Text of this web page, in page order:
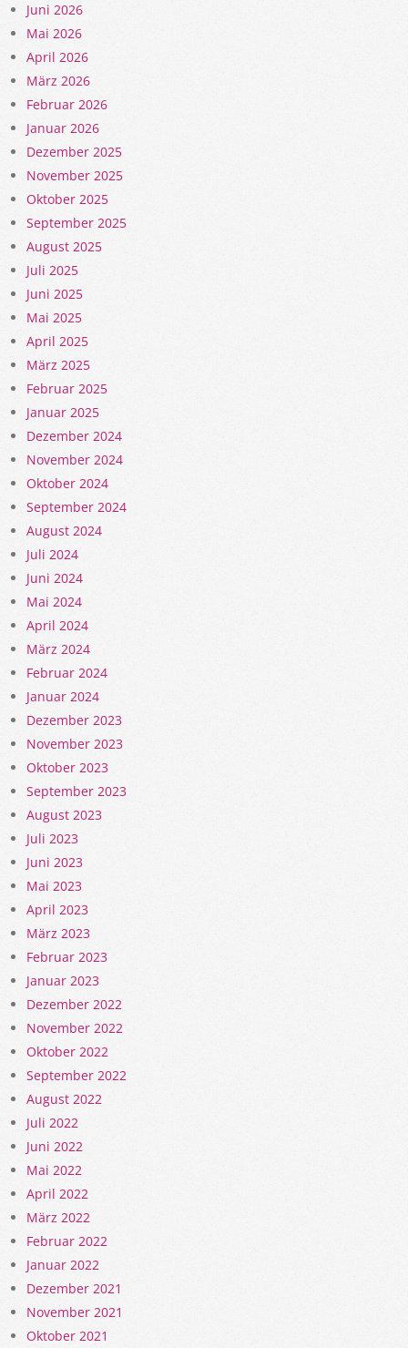
Juni 2026
Mai 2026
April 2026
März 2026
Februar 2026
Januar 2026
Dezember 2025
November 2025
Oktober 2025
September 2025
August 2025
Juli 2025
Juni 2025
Mai 2025
April 2025
März 2025
Februar 2025
Januar 2025
Dezember 2024
November 2024
Oktober 2024
September 2024
August 2024
Juli 2024
Juni 2024
Mai 2024
April 2024
März 2024
Februar 2024
Januar 2024
Dezember 2023
November 2023
Oktober 2023
September 2023
August 2023
Juli 2023
Juni 2023
Mai 2023
April 2023
März 2023
Februar 2023
Januar 2023
Dezember 2022
November 2022
Oktober 2022
September 2022
August 2022
Juli 2022
Juni 2022
Mai 2022
April 2022
März 2022
Februar 2022
Januar 2022
Dezember 2021
November 2021
Oktober 2021